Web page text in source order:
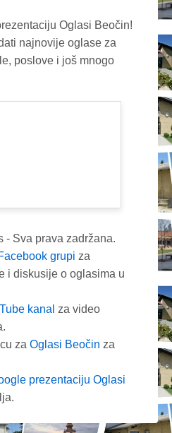
Oglasi Beočin!
najnovije oglase za
poslove i još mnogo
- Sva prava zadržana.
grupi za
i diskusije o oglasima u
kanal za video
za Oglasi Beočin za
prezentaciju Oglasi